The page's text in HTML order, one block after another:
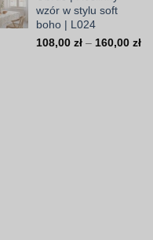
wzór w stylu soft
boho | L024
108,00 zł – 160,00 zł